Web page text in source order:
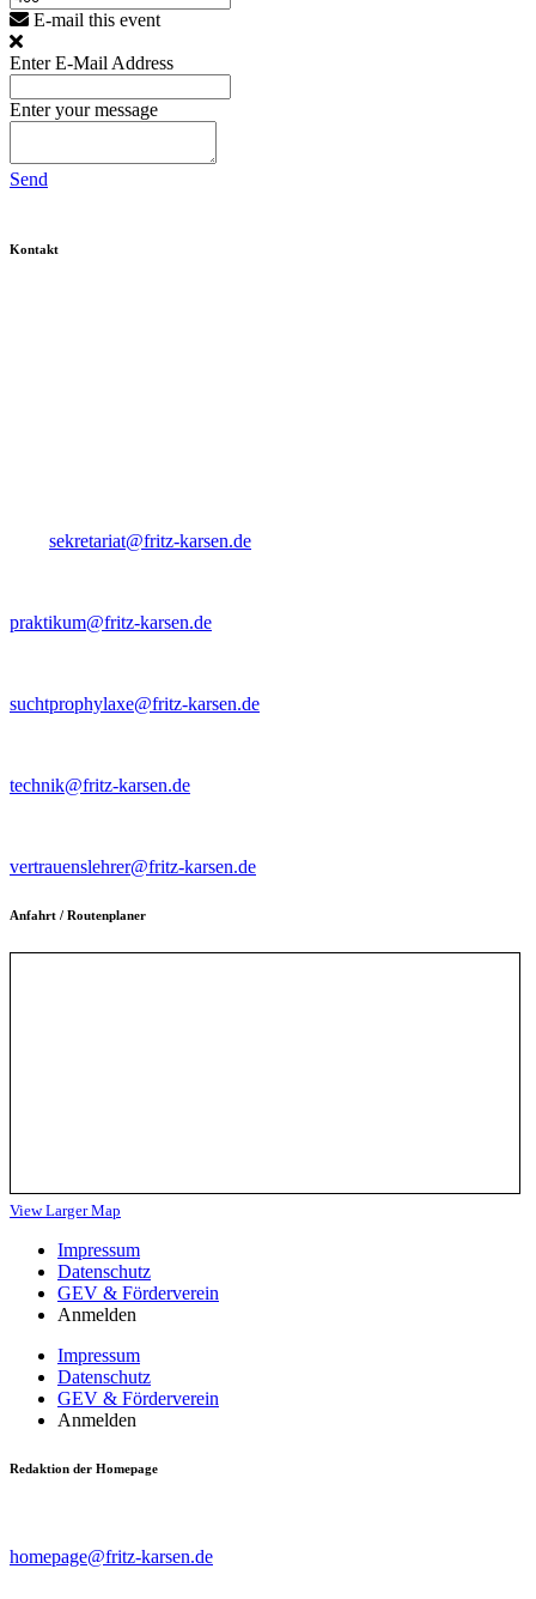
E-mail this event
Enter E-Mail Address
Enter your message
Send
Kontakt
sekretariat@fritz-karsen.de
praktikum@fritz-karsen.de
suchtprophylaxe@fritz-karsen.de
technik@fritz-karsen.de
vertrauenslehrer@fritz-karsen.de
Anfahrt / Routenplaner
View Larger Map
Impressum
Datenschutz
GEV & Förderverein
Anmelden
Impressum
Datenschutz
GEV & Förderverein
Anmelden
Redaktion der Homepage
homepage@fritz-karsen.de